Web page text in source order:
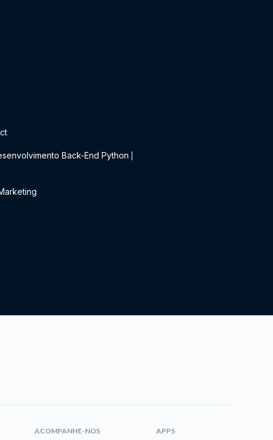
Back-End Python
ACOMPANHE-NOS APPS